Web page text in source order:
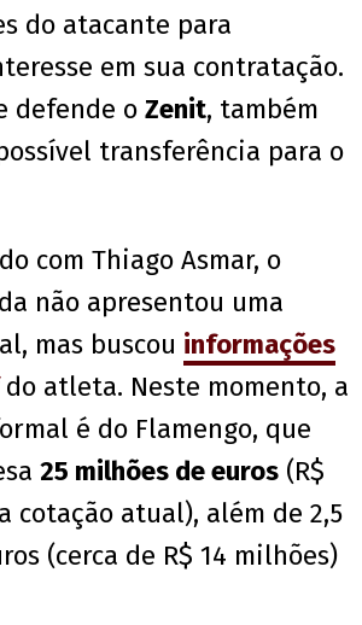
do atacante para
em sua contratação.
defende o Zenit, também
transferência para o
com Thiago Asmar, o
não apresentou uma
mas buscou informações
do atleta. Neste momento, a
é do Flamengo, que
25 milhões de euros (R$
cotação atual), além de 2,5
(cerca de R$ 14 milhões)